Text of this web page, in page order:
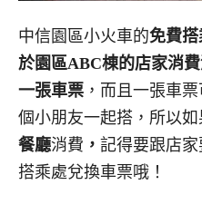
中信園區小火車的免費搭
於園區ABC棟的店家消
一張車票 ，而且一張車
個小朋友一起搭，所以
餐廳消費 ， 記得要跟店
搭乘處兌換車票哦！